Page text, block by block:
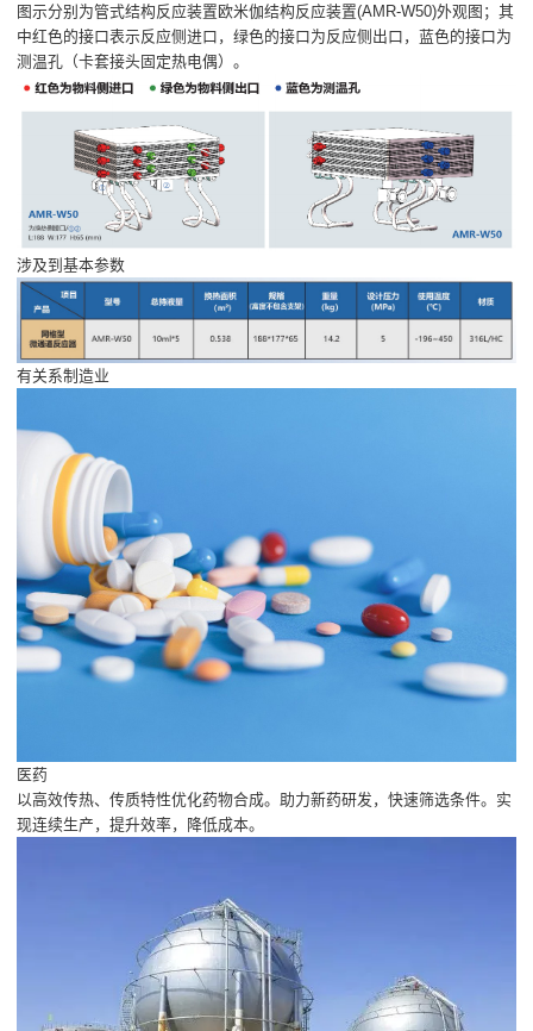
图示分别为管式结构反应装置欧米伽结构反应装置(AMR-W50)外观图；其
中红色的接口表示反应侧进口，绿色的接口为反应侧出口，蓝色的接口为
测温孔（卡套接头固定热电偶）。
涉及到基本参数
有关系制造业
医药
以高效传热、传质特性优化药物合成。助力新药研发，快速筛选条件。实
现连续生产，提升效率，降低成本。